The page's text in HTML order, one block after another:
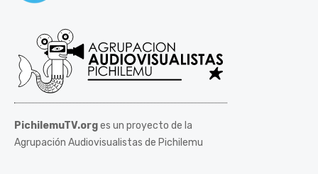
PichilemuTV.orges un proyecto de la
Agrupación Audiovisualistas de Pichilemu